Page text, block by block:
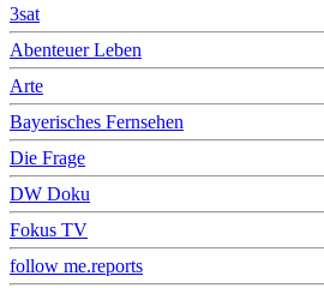
3sat
Abenteuer Leben
Arte
Bayerisches Fernsehen
Die Frage
DW Doku
Fokus TV
follow me.reports